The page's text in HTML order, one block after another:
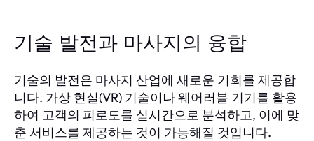
기술 발전과 마사지의 융합
기술의 발전은 마사지 산업에 새로운 기회를 제공합
니다. 가상 현실(VR) 기술이나 웨어러블 기기를 활용
하여 고객의 피로도를 실시간으로 분석하고, 이에 맞
춘 서비스를 제공하는 것이 가능해질 것입니다.